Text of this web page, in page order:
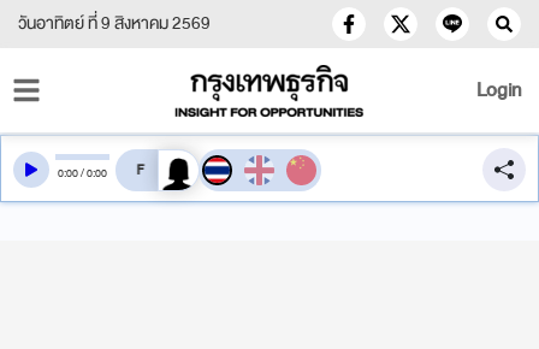
วันอาทิตย์ ที่ 9 สิงหาคม 2569
Login
0:00/0:00 สลับเสียงอ่าน